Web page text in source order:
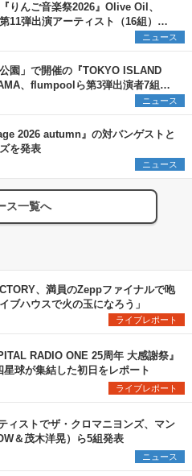
りんご音楽祭2026』Olive Oil、
11弾出演アーティスト（16組）を
ニュース
園」で開催の『TOKYO ISLAND
、flumpoolら第3弾出演者7組を
ョップ・アート出展者を募集ニュース
2026 autumn』の対バンゲストと
を発表
ニュース
ス一覧へ
、満員のZeppファイナルで咆
ブハウスで火の玉になろう」
ライブレポート
RADIO ONE 25周年 大感謝祭』
球が集結した初日をレポート
ライブレポート
ィストでザ・クロマニヨンズ、マン
＆茂木洋晃）ら5組発表
ニュース